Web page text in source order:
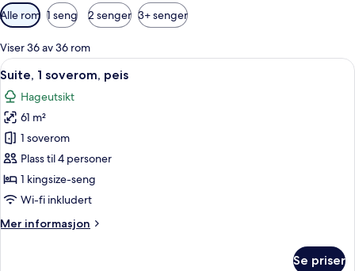
Tilgjengelige
filtre
for
rom
Alle rom 1 seng 2 senger 3+ senger
Viser 36 av 36 rom
Åpne
alle
bildene
av
Suite,
1
soverom,
peis
Suite, 1 soverom, peis |
6
Suite, 1 soverom, peis
Hageutsikt
61 m²
1 soverom
Plass til 4 personer
1 kingsize-seng
Wi-fi inkludert
Mer informasjon
Mer
Se priser